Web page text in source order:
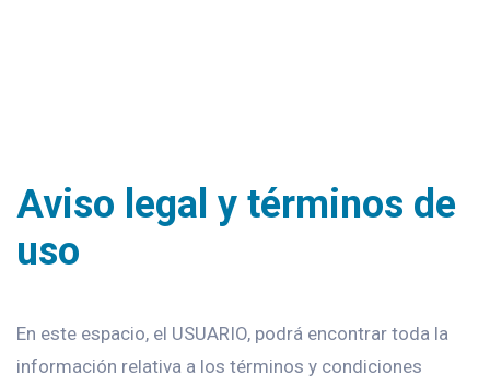
Aviso legal y términos de
uso
En este espacio, el USUARIO, podrá encontrar toda la
información relativa a los términos y condiciones